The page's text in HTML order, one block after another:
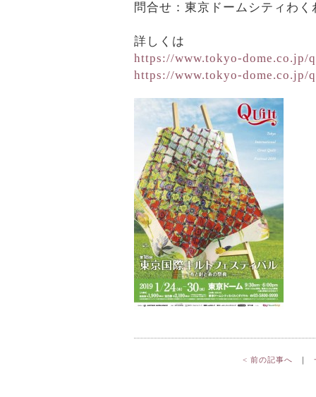
問合せ：東京ドームシティわ
詳しくは
https://www.tokyo-dome.co.jp/
https://www.tokyo-
< 前の記事へ ｜